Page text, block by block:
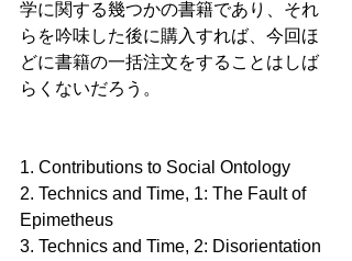
学に関する幾つかの書籍であり、それ
らを吟味した後に購入すれば、今回ほ
どに書籍の一括注文をすることはしば
らくないだろう。
1. Contributions to Social Ontology
2. Technics and Time, 1: The Fault of
Epimetheus
3. Technics and Time, 2: Disorientation